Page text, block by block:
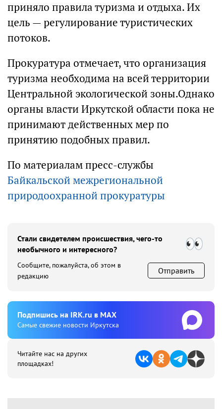
приняло правила туризма и отдыха. Их
цель — регулирование туристических
потоков.
Прокуратура отмечает, что организация
туризма необходима на всей территории
Центральной экологической зоны.Однако
органы власти Иркутской области пока не
принимают действенных мер по
принятию подобных правил.
По материалам пресс-службы
Байкальской межрегиональной
природоохранной прокуратуры
Стали свидетелем происшествия, чего-то
необычного и интересного?
Сообщите, пожалуйста, об этом в
редакцию
Отправить
Подпишиcь на IRK.ru в MAX
Cамые свежие новости Иркутска
Читайте нас на других
площадках!